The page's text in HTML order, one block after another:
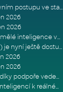
Bluebeam v propojeném pracovním postupu ve stavebnictví: Proč je int
2026
2026
Tři překážky rozšiřování využití umělé inteligence ve stavebním prům
Autodesk Flex (platba za použití) je nyní ještě dostupnější
2026
2026
Udržujte vaše týmy produktivní díky podpoře vedené odborníky
Od experimentování s umělou inteligencí k reálnému dopadu na podniká